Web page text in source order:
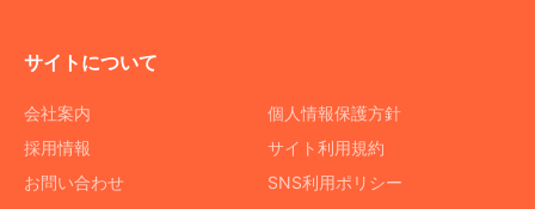
サイトについて
会社案内
採用情報
お問い合わせ
個人情報保護方針
サイト利用規約
SNS利用ポリシー